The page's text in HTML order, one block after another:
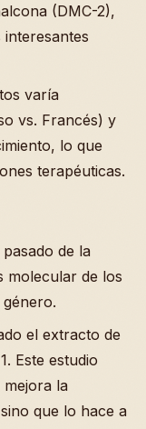
(DMC-2),
varía
vs. Francés) y
lo que
terapéuticas.
de la
molecular de los
el extracto de
Este estudio
la
que lo hace a